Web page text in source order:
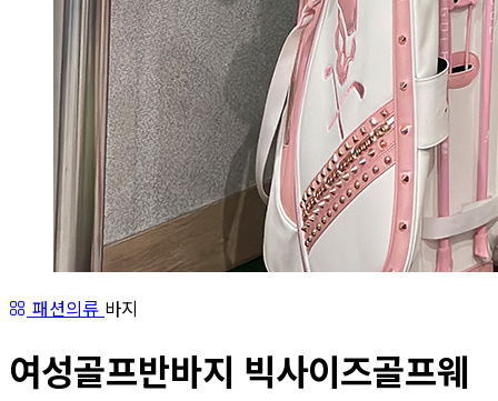
패션의류 바지
여성골프반바지 빅사이즈골프웨